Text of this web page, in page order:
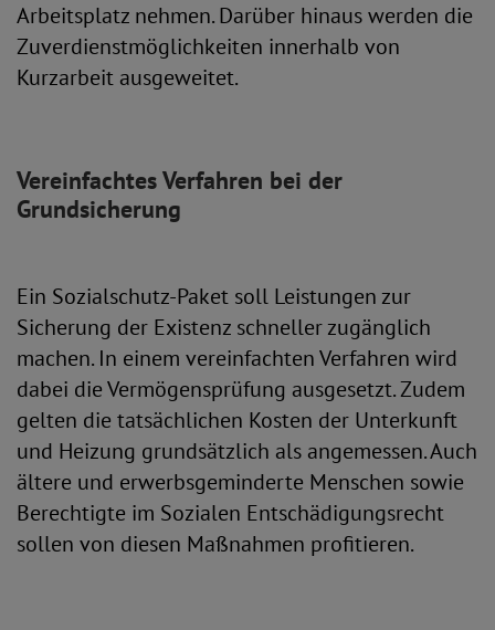
Arbeitsplatz nehmen. Darüber hinaus werden die
Zuverdienstmöglichkeiten innerhalb von
Kurzarbeit ausgeweitet.
Vereinfachtes Verfahren bei der
Grundsicherung
Ein Sozialschutz-Paket soll Leistungen zur
Sicherung der Existenz schneller zugänglich
machen. In einem vereinfachten Verfahren wird
dabei die Vermögensprüfung ausgesetzt. Zudem
gelten die tatsächlichen Kosten der Unterkunft
und Heizung grundsätzlich als angemessen. Auch
ältere und erwerbsgeminderte Menschen sowie
Berechtigte im Sozialen Entschädigungsrecht
sollen von diesen Maßnahmen profitieren.